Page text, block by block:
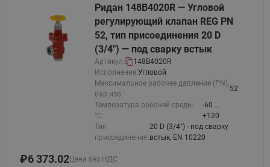
Ридан 148B4020R — Угловой
регулирующий клапан REG PN
52, тип присоединения 20 D
(3/4") — под сварку встык
Артикул:
148B4020R
Исполнение:Угловой
Максимальное рабочее давление (PN),
бар изб.:
52
Температура рабочей среды,
°С:
-60 …
+120
Тип
присоединения:
20 D (3/4") - под сварку
встык, EN 10220
₽6 373.02Цена без НДС